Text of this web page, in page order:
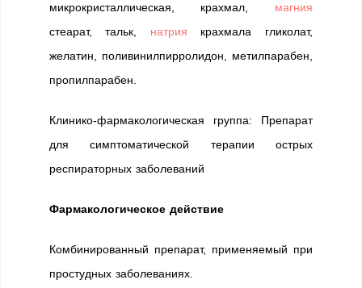
микрокристаллическая, крахмал, магния
стеарат, тальк, натрия крахмала гликолат,
желатин, поливинилпирролидон, метилпарабен,
пропилпарабен.
Клинико-фармакологическая группа: Препарат
для симптоматической терапии острых
респираторных заболеваний
Фармакологическое действие
Комбинированный препарат, применяемый при
простудных заболеваниях.